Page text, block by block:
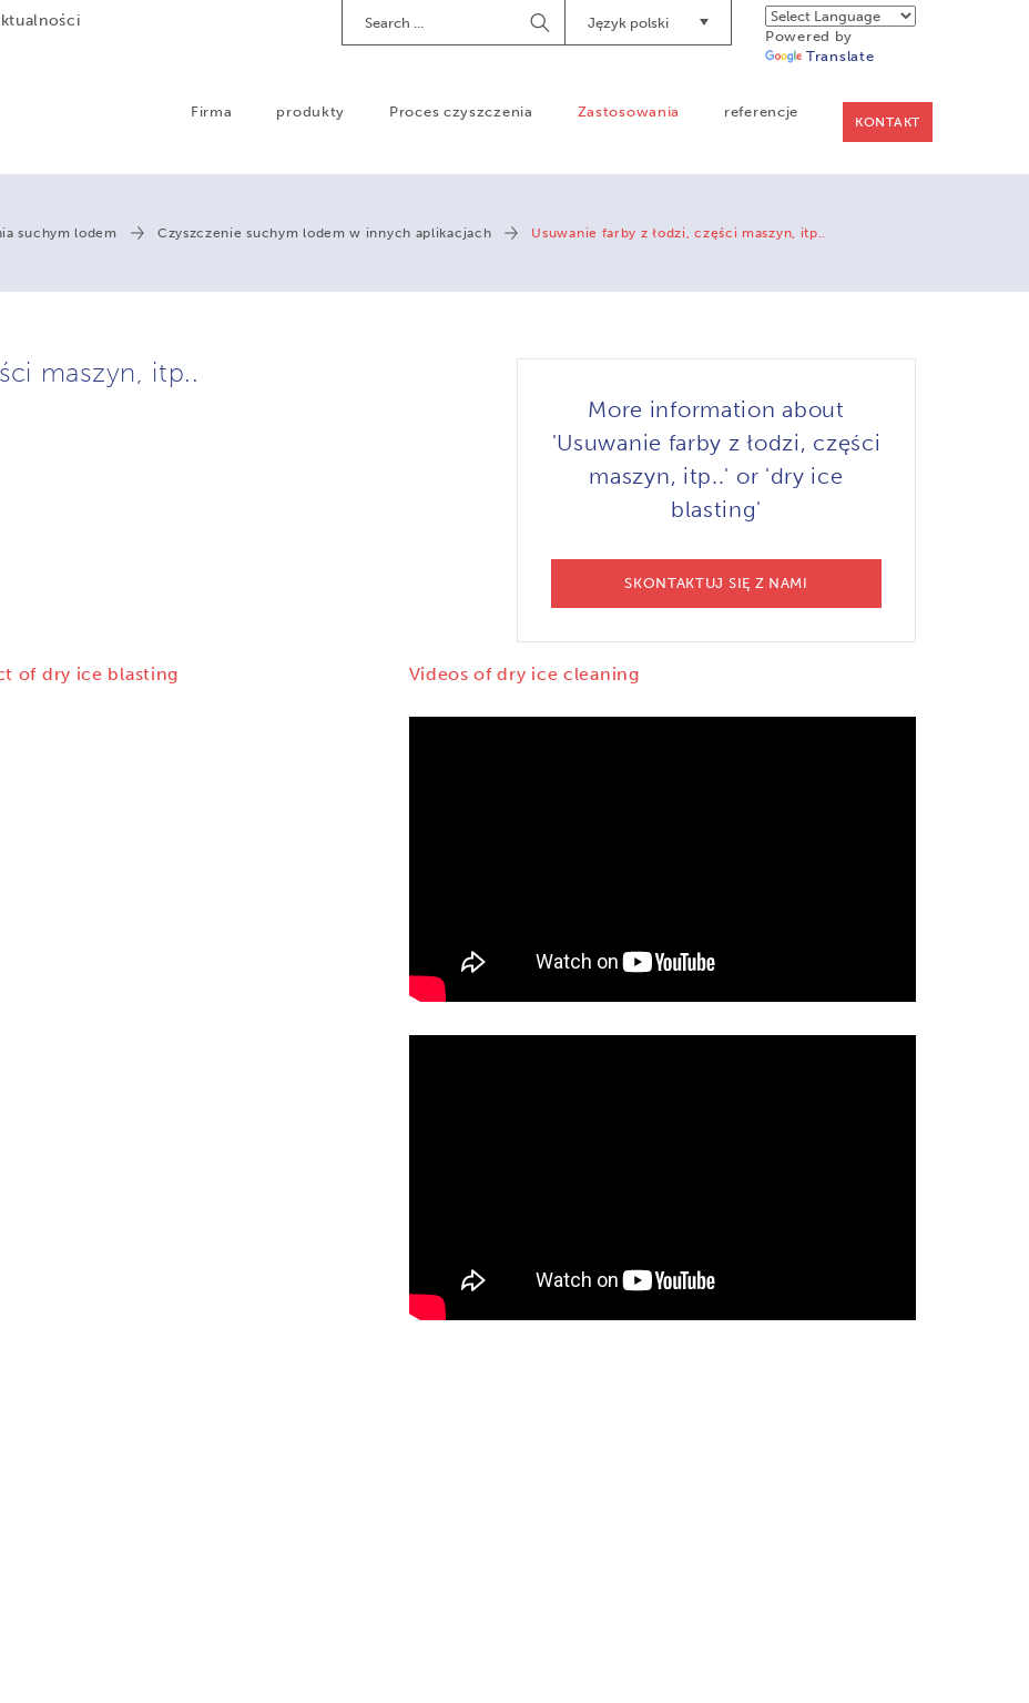
Powered by
Translate
Język polski
Begin
Searching
Firma produkty Proces czyszczenia Zastosowania referencje
KONTAKT
suchym lodem Czyszczenie suchym lodem w innych aplikacjach Usuwanie farby z łodzi, części maszyn, itp..
maszyn, itp..
More information about
'Usuwanie farby z łodzi, części
maszyn, itp..' or 'dry ice
blasting'
SKONTAKTUJ SIĘ Z NAMI
of dry ice blasting Videos of dry ice cleaning